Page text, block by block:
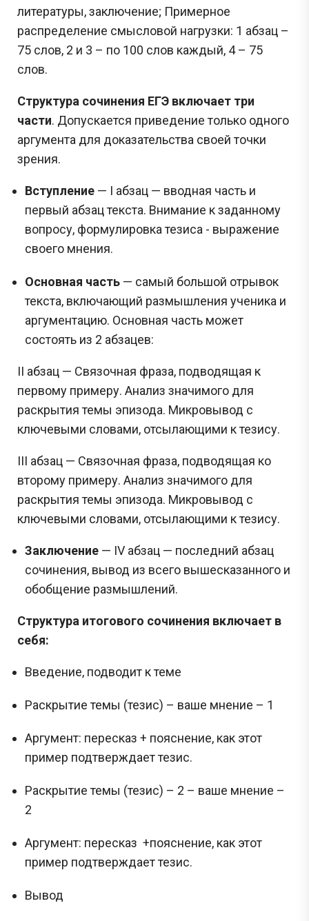
литературы, заключение; Примерное
распределение смысловой нагрузки: 1 абзац –
75 слов, 2 и 3 – по 100 слов каждый, 4 – 75
слов.
Структура сочинения ЕГЭ включает три
части. Допускается приведение только одного
аргумента для доказательства своей точки
зрения.
Вступление — I абзац — вводная часть и
первый абзац текста. Внимание к заданному
вопросу, формулировка тезиса - выражение
своего мнения.
Основная часть — самый большой отрывок
текста, включающий размышления ученика и
аргументацию. Основная часть может
состоять из 2 абзацев:
II абзац — Связочная фраза, подводящая к
первому примеру. Анализ значимого для
раскрытия темы эпизода. Микровывод с
ключевыми словами, отсылающими к тезису.
III абзац — Связочная фраза, подводящая ко
второму примеру. Анализ значимого для
раскрытия темы эпизода. Микровывод с
ключевыми словами, отсылающими к тезису.
Заключение — IV абзац — последний абзац
сочинения, вывод из всего вышесказанного и
обобщение размышлений.
Структура итогового сочинения включает в
себя:
Введение, подводит к теме
Раскрытие темы (тезис) – ваше мнение – 1
Аргумент: пересказ + пояснение, как этот
пример подтверждает тезис.
Раскрытие темы (тезис) – 2 – ваше мнение –
2
Аргумент: пересказ +пояснение, как этот
пример подтверждает тезис.
Вывод